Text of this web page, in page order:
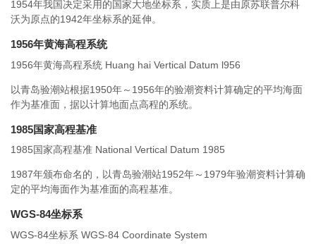
1954年我国决定采用的国家大地坐标系，实质上是由原苏联普尔科
沃为原点的1942年坐标系的延伸。
1956年黄海高程系统
1956年黄海高程系统 Huang hai Vertical Datum l956
以青岛验潮站根据1950年～1956年的验潮资料计算确定的平均海面
作为基准面，据以计算地面点高程的系统。
1985国家高程基准
1985国家高程基准 National Vertical Datum 1985
1987年颁布命名的，以青岛验潮站1952年～1979年验潮资料计算确
定的平均海面作为基准面的高程基准。
WGS-84坐标系
WGS-84坐标系 WGS-84 Coordinate System